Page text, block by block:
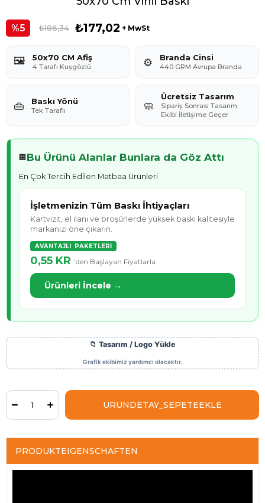
5 ₺186,34 ₺177,02 + MwSt
🖼️ 50x70 CM Afiş
4 Tarafı Kuşgözlü ⚙️ Branda Cinsi
440 GRM Avrupa Branda
👜 Baskı Yönü
Tek Taraflı 🧼
Ücretsiz Tasarım
Sipariş Sonrası Tasarım
Ekibi İletişime Geçer
🏢Bu Ürünü Alanlar Bunlara da Göz Attı
En Çok Tercih Edilen Matbaa Ürünleri
İşletmenizin Tüm Baskı İhtiyaçları
Kartvizit, el ilanı ve broşürlerde yüksek baskı kalitesiyle
markanızı öne çıkarın.
AVANTAJLI PAKETLERİ
0,55 KR 'den Başlayan Fiyatlarla
Ürünleri İncele →
PRODUKTEIGENSCHAFTEN